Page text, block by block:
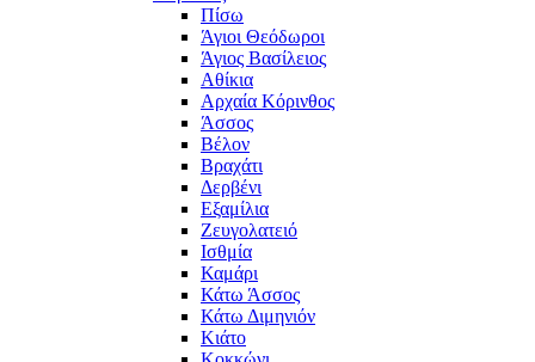
Πίσω
Άγιοι Θεόδωροι
Άγιος Βασίλειος
Αθίκια
Αρχαία Κόρινθος
Άσσος
Βέλον
Βραχάτι
Δερβένι
Εξαμίλια
Ζευγολατειό
Ισθμία
Καμάρι
Κάτω Άσσος
Κάτω Διμηνιόν
Κιάτο